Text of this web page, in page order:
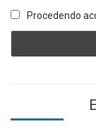
Procedendo